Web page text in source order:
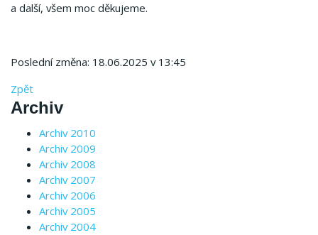
a další, všem moc děkujeme.
Poslední změna: 18.06.2025 v 13:45
Zpět
Archiv
Archiv 2010
Archiv 2009
Archiv 2008
Archiv 2007
Archiv 2006
Archiv 2005
Archiv 2004